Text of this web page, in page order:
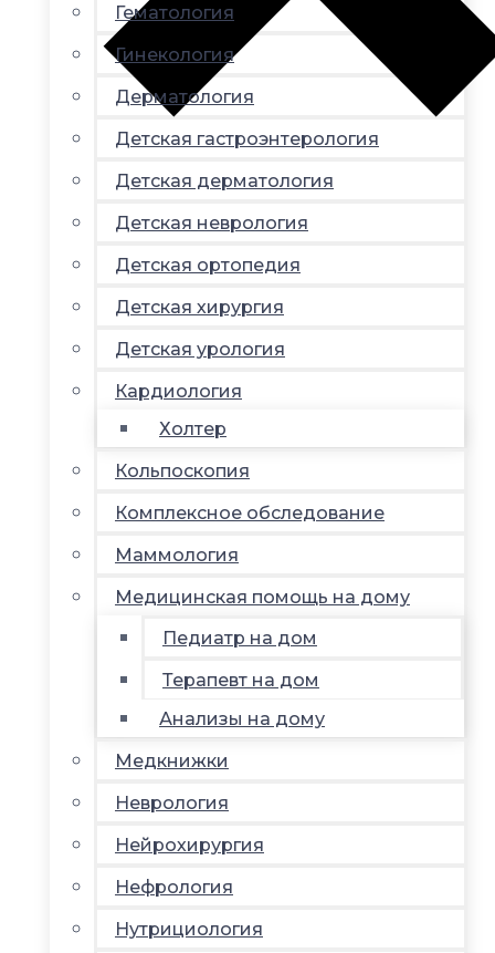
Гематология
Гинекология
Дерматология
Детская гастроэнтерология
Детская дерматология
Детская неврология
Детская ортопедия
Детская хирургия
Детская урология
Кардиология
Холтер
Кольпоскопия
Комплексное обследование
Маммология
Медицинская помощь на дому
Педиатр на дом
Терапевт на дом
Анализы на дому
Медкнижки
Неврология
Нейрохирургия
Нефрология
Нутрициология